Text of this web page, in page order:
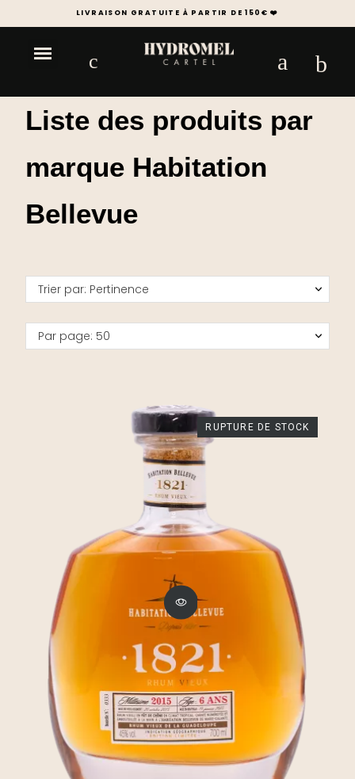
LIVRAISON GRATUITE À PARTIR DE 150€ ❤️
Liste des produits par
marque Habitation
Bellevue
Trier par: Pertinence
Par page: 50
RUPTURE DE STOCK